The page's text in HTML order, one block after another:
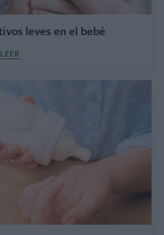
leves en el bebé
LEER